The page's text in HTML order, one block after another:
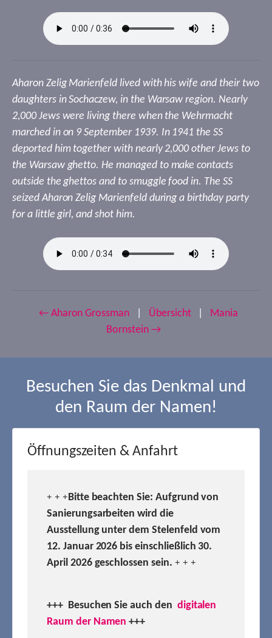
Aharon Zelig Marienfeld lived with his wife and their two
daughters in Sochaczew, in the Warsaw region. Nearly
2,000 Jews were living there when the Wehrmacht
marched in on 9 September 1939. In 1941 the SS
deported him together with nearly 2,000 other Jews to
the Warsaw ghetto. He managed to make contacts
outside the ghettos and to smuggle food in. The SS
seized Aharon Zelig Marienfeld during a birthday party
for a little girl, and shot him.
← Aharon Grossman Übersicht
Mania
Bornstein →
Besuchen Sie das Denkmal und
den Raum der Namen!
Öffnungszeiten & Anfahrt
+ + +Bitte beachten Sie: Aufgrund von
Sanierungsarbeiten wird die
Ausstellung unter dem Stelenfeld vom
12. Januar 2026 bis einschließlich 30.
April 2026 geschlossen sein. + + +
+++ Besuchen Sie auch den digitalen
Raum der Namen +++